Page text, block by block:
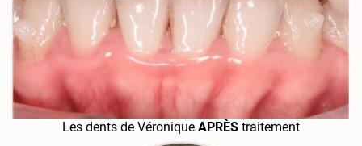
Les dents de Véronique APRÈS traitement